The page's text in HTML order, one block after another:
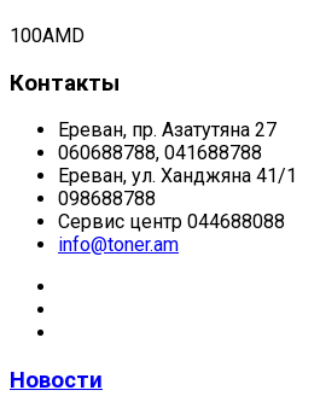
100AMD
Контакты
Ереван, пр. Азатутяна 27
060688788, 041688788
Ереван, ул. Ханджяна 41/1
098688788
Сервис центр 044688088
info@toner.am
Новости